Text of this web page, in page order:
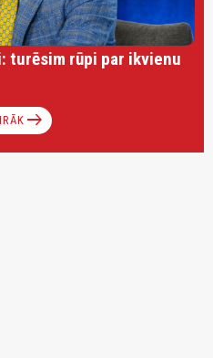
turēsim rūpi par ikvienu
arrow_right_alt